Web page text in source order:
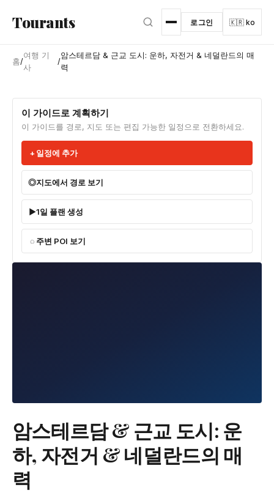
Tourants 로그인 🇰🇷 ko
홈/
여행 기
사
/
암스테르담 & 근교 도시: 운하, 자전거 & 네덜란드의 매
력
이 가이드로 계획하기
이 가이드를 경로, 지도 또는 편집 가능한 일정으로 전환하세요.
일정에 추가
지도에서 경로 보기
1일 플랜 생성
주변 POI 보기
암스테르담 & 근교 도시: 운
하, 자전거 & 네덜란드의 매
력